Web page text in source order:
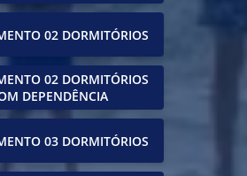
02 DORMITÓRIOS
02 DORMITÓRIOS
DEPENDÊNCIA
03 DORMITÓRIOS